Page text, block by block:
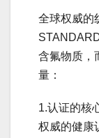
全球权威的
含氟物质，
量：
1.认证的核
权威的健康